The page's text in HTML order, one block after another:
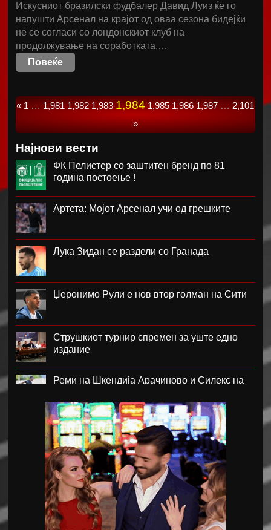
Искусниот бразилски фудбалер Давид Луиз ќе го
напушти Арсенал на крајот од оваа сезона бидејќи
не се согласи со лондонскиот клуб на
продолжување на соработката,…
Повеќе
« 1 … 1,981 1,982 1,983 1,984 1,985 1,986 1,987 … 2,101
»
Најнови вести
ФК Пелистер со заштитен бренд по 81
година постоење !
Артета: Мојот Арсенал учи од грешките
Лука Зидан се раздели со Гранада
Џеронимо Рули е нов втор голман на Сити
Струшкиот турнир спремен за уште едно
издание
Реми на Шкендија Арачиново и Силекс на
Јунајтед позајми два свои голови
Пеп Чаварија од Рајо пред потпис со Челзи
Рајндерс е приоритет на Јуве во летниот
преоден рок